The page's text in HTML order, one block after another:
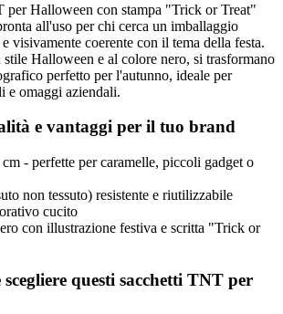
per Halloween con stampa "Trick or Treat"
all'uso per chi cerca un imballaggio
visivamente coerente con il tema della festa.
Halloween e al colore nero, si trasformano
perfetto per l'autunno, ideale per
e omaggi aziendali.
e vantaggi per il tuo brand
- perfette per caramelle, piccoli gadget o
non tessuto) resistente e riutilizzabile
cucito
con illustrazione festiva e scritta "Trick or
scegliere questi sacchetti TNT per